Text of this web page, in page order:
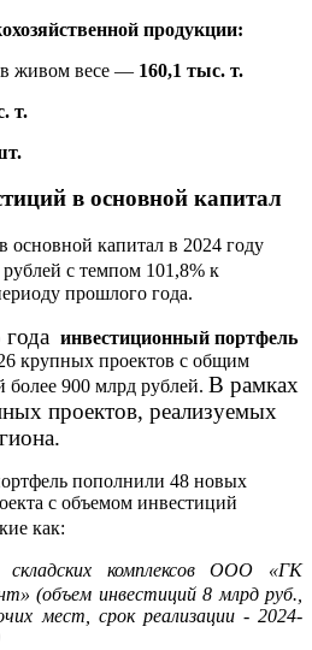
продукции:
живом весе — 160,1 тыс. т.
т.
в основной капитал
в основной капитал в 2024 году
с темпом 101,8% к
прошлого года.
инвестиционный портфель
крупных проектов с общим
900 млрд рублей. В рамках
проектов, реализуемых
пополнили 48 новых
с объемом инвестиций
как:
складских комплексов ООО «ГК
(объем инвестиций 8 млрд руб.,
мест, срок реализации - 2024-